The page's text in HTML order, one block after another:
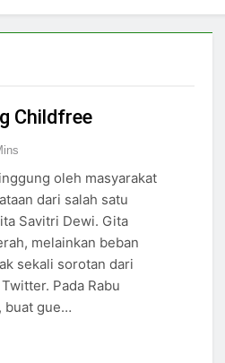
untuk Semua Gender
Childfree
oleh masyarakat
dari salah satu
Savitri Dewi. Gita
melainkan beban
sekali sorotan dari
Pada Rabu
buat gue…